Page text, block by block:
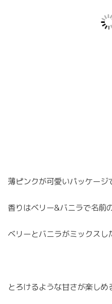
薄ピンクが可愛いパッケージ
香りはベリー&バニラで名前
ベリーとバニラがミックスし
とろけるような甘さが楽しめ